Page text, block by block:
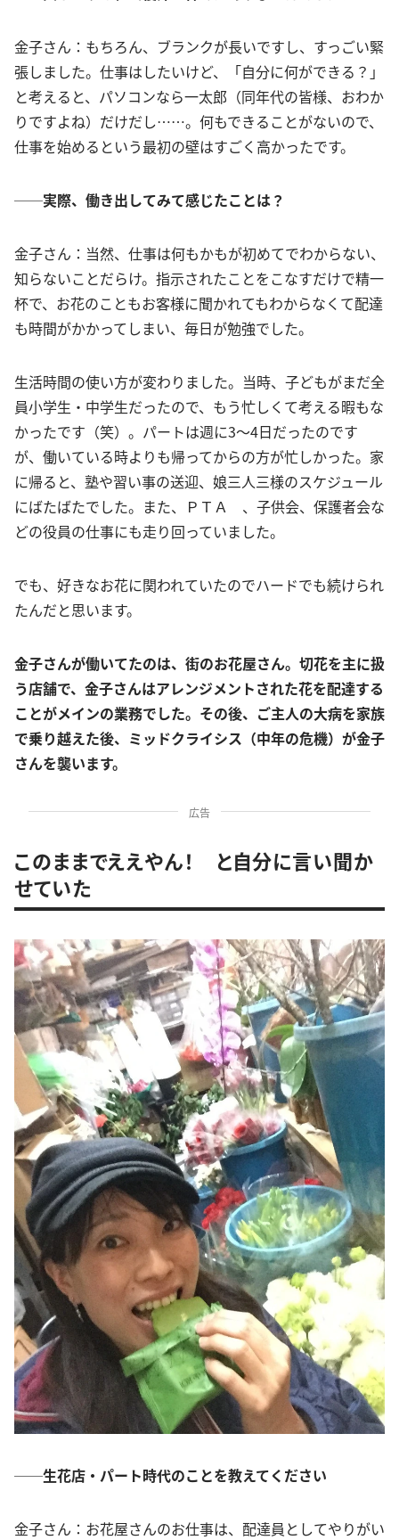
金子さん：もちろん、ブランクが長いですし、すっごい緊
張しました。仕事はしたいけど、「自分に何ができる？」
と考えると、パソコンなら一太郎（同年代の皆様、おわか
りですよね）だけだし……。何もできることがないので、
仕事を始めるという最初の壁はすごく高かったです。
──実際、働き出してみて感じたことは？
金子さん：当然、仕事は何もかもが初めてでわからない、
知らないことだらけ。指示されたことをこなすだけで精一
杯で、お花のこともお客様に聞かれてもわからなくて配達
も時間がかかってしまい、毎日が勉強でした。
生活時間の使い方が変わりました。当時、子どもがまだ全
員小学生・中学生だったので、もう忙しくて考える暇もな
かったです（笑）。パートは週に3～4日だったのです
が、働いている時よりも帰ってからの方が忙しかった。家
に帰ると、塾や習い事の送迎、娘三人三様のスケジュール
にばたばたでした。また、ＰＴＡ 、子供会、保護者会な
どの役員の仕事にも走り回っていました。
でも、好きなお花に関われていたのでハードでも続けられ
たんだと思います。
金子さんが働いてたのは、街のお花屋さん。切花を主に扱
う店舗で、金子さんはアレンジメントされた花を配達する
ことがメインの業務でした。その後、ご主人の大病を家族
で乗り越えた後、ミッドクライシス（中年の危機）が金子
さんを襲います。
広告
このままでええやん！ と自分に言い聞か
せていた
──生花店・パート時代のことを教えてください
金子さん：お花屋さんのお仕事は、配達員としてやりがい